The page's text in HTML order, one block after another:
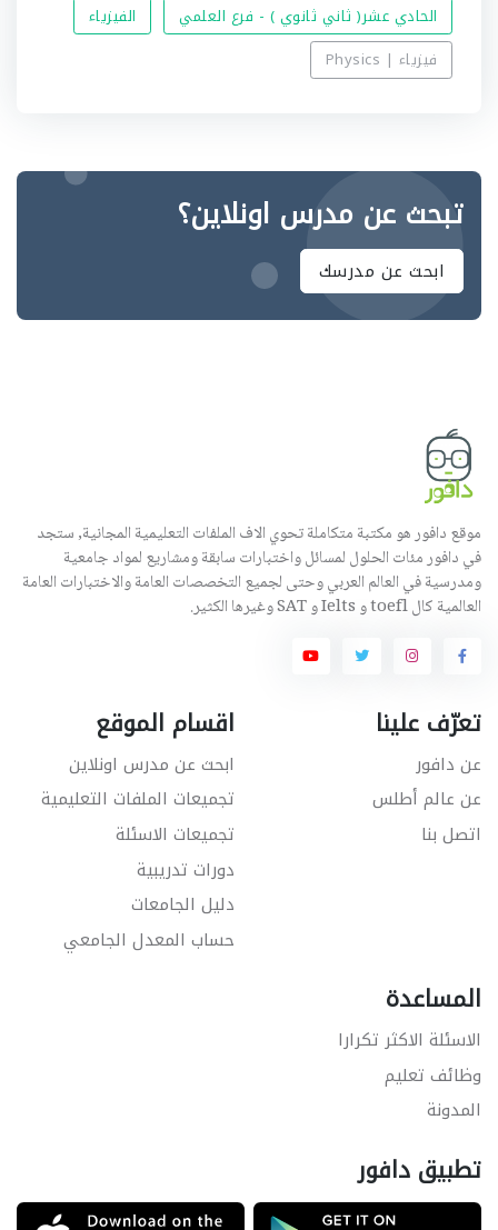
الحادي عشر( ثاني ثانوي ) - فرع العلمي
الفيزياء
فيزياء | Physics
تبحث عن مدرس اونلاين؟
ابحث عن مدرسك
موقع دافور هو مكتبة متكاملة تحوي الاف الملفات التعليمية المجانية, ستجد
في دافور مئات الحلول لمسائل واختبارات سابقة ومشاريع لمواد جامعية
ومدرسية في العالم العربي وحتى لجميع التخصصات العامة والاختبارات العامة
العالمية كال toefl و Ielts و SAT وغيرها الكثير.
تعرّف علينا
عن دافور
عن عالم أطلس
اتصل بنا
اقسام الموقع
ابحث عن مدرس اونلاين
تجميعات الملفات التعليمية
تجميعات الاسئلة
دورات تدريبية
دليل الجامعات
حساب المعدل الجامعي
المساعدة
الاسئلة الاكثر تكرارا
وظائف تعليم
المدونة
تطبيق دافور